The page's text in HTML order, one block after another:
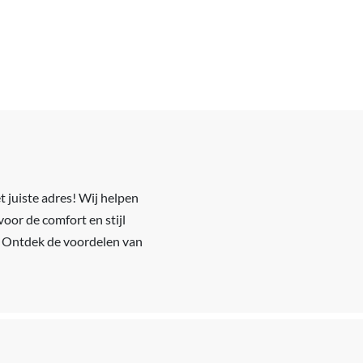
juiste adres! Wij helpen
de comfort en stijl
de voordelen van